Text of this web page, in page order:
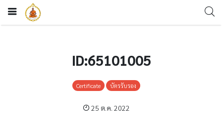
ID:65101005
Certificate บัตรรับรอง
25 ต.ค. 2022